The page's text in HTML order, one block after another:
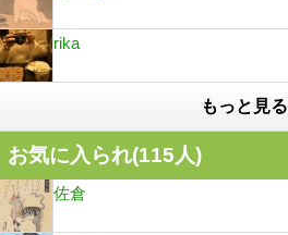
rika
もっと見る
お気に入られ(115人)
佐倉